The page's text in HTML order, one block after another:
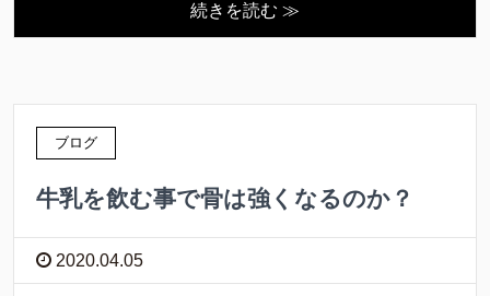
続きを読む ≫
ブログ
牛乳を飲む事で骨は強くなるのか？
2020.04.05